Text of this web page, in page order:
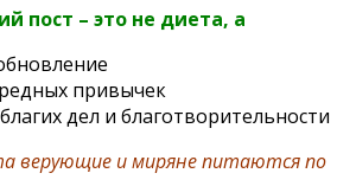
пост – это не диета, а
привычек
дел и благотворительности
верующие и миряне питаются по